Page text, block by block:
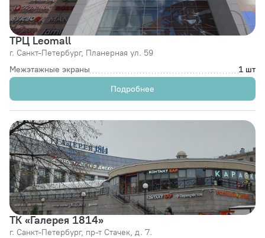
ТРЦ Leomall
г. Санкт-Петербург, Планерная ул. 59
Межэтажные экраны
1 шт
Подробнее
ТК «Галерея 1814»
г. Санкт-Петербург, пр-т Стачек, д. 7.